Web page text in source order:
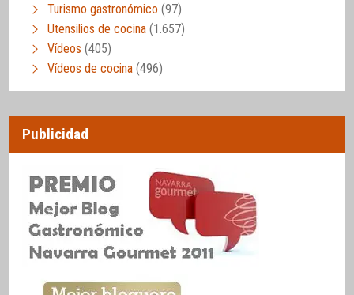
Turismo gastronómico (97)
Utensilios de cocina (1.657)
Vídeos (405)
Vídeos de cocina (496)
Publicidad